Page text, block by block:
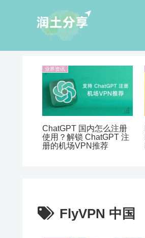
业界资讯
ChatGPT 国内怎么注册
使用？解锁 ChatGPT 注
册的机场VPN推荐
FlyVPN 中国